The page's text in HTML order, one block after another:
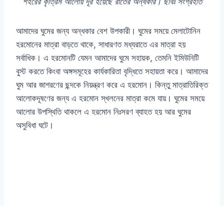
আমাদের ঘুমের জন্য অন্ধকার বেশ উপকারী। ঘুমের সময়ে মেলাটোনিন
হরমোনের মাত্রা বাড়তে থাকে, সাধারণত মধ্যরাতে এর মাত্রা হয়
সর্বাধিক। এ হরমোনটি যেমন আমাদের ঘুমে সহায়ক, তেমনি ইমিউনিটি
বুস্ট করতে কিংবা অঙ্গসমূহের কার্যকারিতা বৃদ্ধিতে সহায়তা করে। আমাদের
ঘুম আর জাগরণের ছন্দকে নিয়ন্ত্রণ করে এ হরমোন। কিন্তু মাত্রাতিরিক্ত
আলোকদূষণের জন্য এ হরমোন স্খলনের মাত্রা কমে যায়। ঘুমের সময়ে
আলোর উপস্থিতি থাকলে এ হরমোন নিঃসরণ ব্যাহত হয় আর ঘুমের
অসুবিধা ঘটে।